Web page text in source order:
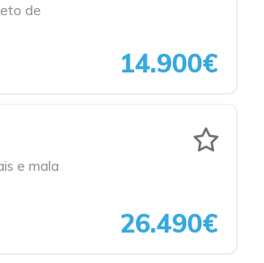
de
14.900€
e mala
26.490€